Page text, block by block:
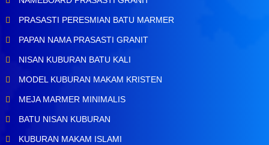
PRASASTI PERESMIAN BATU MARMER
PAPAN NAMA PRASASTI GRANIT
NISAN KUBURAN BATU KALI
MODEL KUBURAN MAKAM KRISTEN
MEJA MARMER MINIMALIS
BATU NISAN KUBURAN
KUBURAN MAKAM ISLAMI